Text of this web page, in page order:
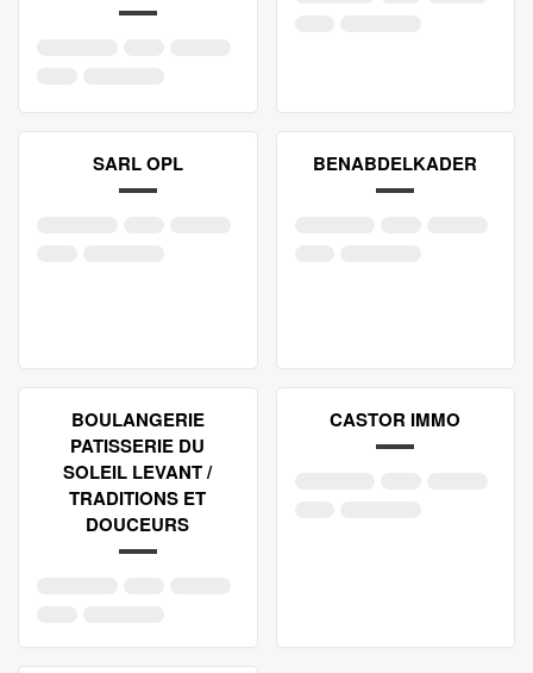
SARL OPL BENABDELKADER
BOULANGERIE
PATISSERIE DU
SOLEIL LEVANT /
TRADITIONS ET
DOUCEURS
CASTOR IMMO